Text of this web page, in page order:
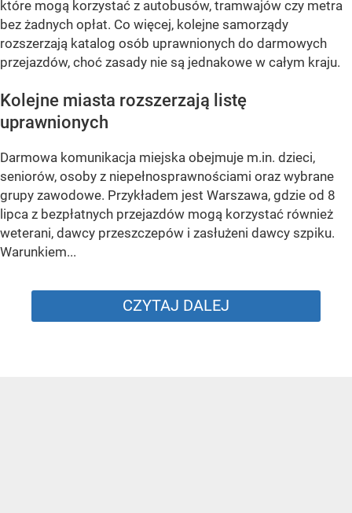
które mogą korzystać z autobusów, tramwajów czy metra
bez żadnych opłat. Co więcej, kolejne samorządy
rozszerzają katalog osób uprawnionych do darmowych
przejazdów, choć zasady nie są jednakowe w całym kraju.
Kolejne miasta rozszerzają listę
uprawnionych
Darmowa komunikacja miejska obejmuje m.in. dzieci,
seniorów, osoby z niepełnosprawnościami oraz wybrane
grupy zawodowe. Przykładem jest Warszawa, gdzie od 8
lipca z bezpłatnych przejazdów mogą korzystać również
weterani, dawcy przeszczepów i zasłużeni dawcy szpiku.
Warunkiem...
CZYTAJ DALEJ